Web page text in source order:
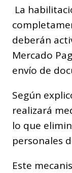
La
deberán
Mercado
envío de
Según
realizará
lo que
personales
Este